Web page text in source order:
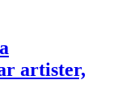
artister,